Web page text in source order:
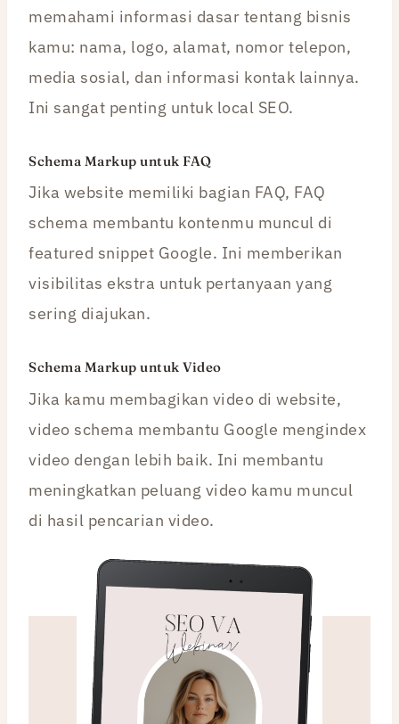
memahami informasi dasar tentang bisnis
kamu: nama, logo, alamat, nomor telepon,
media sosial, dan informasi kontak lainnya.
Ini sangat penting untuk local SEO.
Schema Markup untuk FAQ
Jika website memiliki bagian FAQ, FAQ
schema membantu kontenmu muncul di
featured snippet Google. Ini memberikan
visibilitas ekstra untuk pertanyaan yang
sering diajukan.
Schema Markup untuk Video
Jika kamu membagikan video di website,
video schema membantu Google mengindex
video dengan lebih baik. Ini membantu
meningkatkan peluang video kamu muncul
di hasil pencarian video.